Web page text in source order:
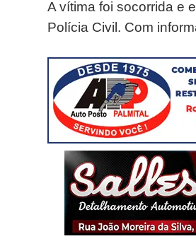
A vítima foi socorrida e
Polícia Civil. Com